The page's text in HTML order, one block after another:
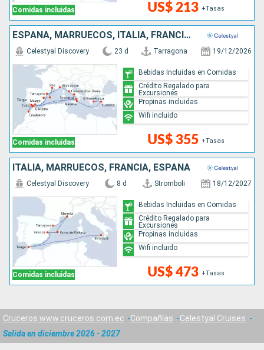
Comidas incluidas US$ 213 +Tasas
ESPAÑA, MARRUECOS, ITALIA, FRANCIA, TURQUÍA, GRECIA
Comidas incluidas
Celestyal Discovery 23 d Tarragona 19/12/2026
US$ 355 +Tasas
Bebidas Incluidas en Comidas
Crédito Regalado para
Excursiones
Propinas incluidas
Wifi incluido
ITALIA, MARRUECOS, FRANCIA, ESPAÑA
Comidas incluidas
Celestyal Discovery 8 d Stromboli 18/12/2027
US$ 473 +Tasas
Bebidas Incluidas en Comidas
Crédito Regalado para
Excursiones
Propinas incluidas
Wifi incluido
Cruceros www.cruceros.com.ec Compañías
Celestyal Cruises
Salida en diciembre 2026 - 2027